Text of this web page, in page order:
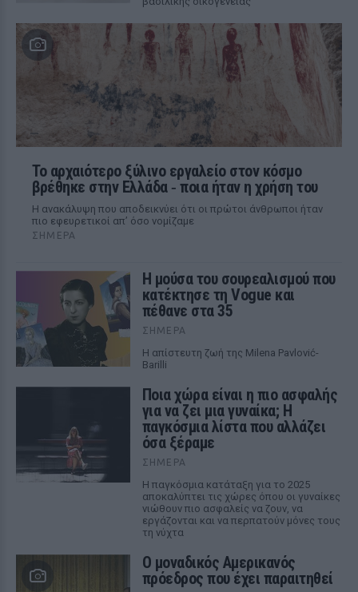
Το αρχαιότερο ξύλινο εργαλείο στον κόσμο
βρέθηκε στην Ελλάδα ‑ ποια ήταν η χρήση του
Η ανακάλυψη που αποδεικνύει ότι οι πρώτοι άνθρωποι ήταν
πιο εφευρετικοί απ’ όσο νομίζαμε
ΣΉΜΕΡΑ
Η μούσα του σουρεαλισμού που
κατέκτησε τη Vogue και
πέθανε στα 35
ΣΉΜΕΡΑ
Η απίστευτη ζωή της Milena Pavlović-
Barilli
Ποια χώρα είναι η πιο ασφαλής
για να ζει μια γυναίκα; Η
παγκόσμια λίστα που αλλάζει
όσα ξέραμε
ΣΉΜΕΡΑ
Η παγκόσμια κατάταξη για το 2025
αποκαλύπτει τις χώρες όπου οι γυναίκες
νιώθουν πιο ασφαλείς να ζουν, να
εργάζονται και να περπατούν μόνες τους
τη νύχτα
Ο μοναδικός Αμερικανός
πρόεδρος που έχει παραιτηθεί